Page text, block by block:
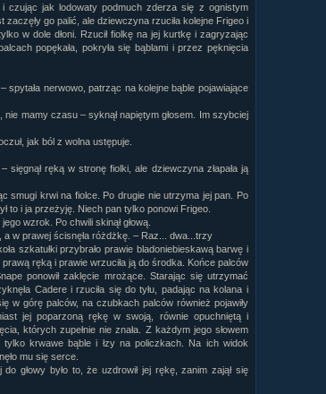
i czując jak lodowaty podmuch zderza się z ognistym
zaczęły go palić, ale dziewczyna rzuciła kolejne Frigeo i
w dole dłoni. Rzucił fiolkę na jej kurtkę i zagryzając
popękała, pokryła się bąblami i przez pęknięcia
spytała nerwowo, patrząc na kolejne bąble pojawiające
mamy czasu – syknął napiętym głosem. Im szybciej
jak ból z wolna ustępuje.
ręką w stronę fiolki, ale dziewczyna złapała ją
smugi krwi na fiolce. Po drugie nie utrzyma jej pan. Po
to i ja przeżyję. Niech pan tylko ponowi Frigeo.
wzrok. Po chwili skinął głową.
w prawej ścisnęła różdżkę. – Raz... dwa...trzy
szkatułki przybrało prawie bladoniebieskawą barwę i
ręką i prawie wrzuciła ją do środka. Końce palców
ponowił zaklęcie mrożące. Starając się utrzymać
Cadere i rzuciła się do tyłu, padając na kolana i
w górę palców, na czubkach palców również pojawiły
jej poparzoną rękę w swoją, równie opuchniętą i
których zupełnie nie znała. Z każdym jego słowem
tylko krwawe bąble i łzy na policzkach. Na ich widok
mu się serce.
głowy było to, że uzdrowił jej rękę, zanim zajął się